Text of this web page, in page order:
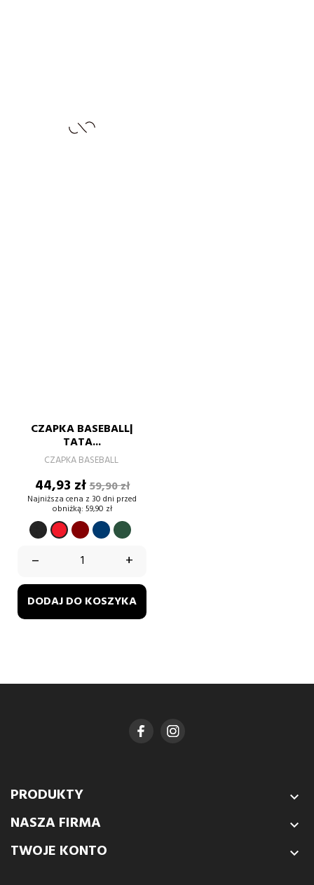
CZAPKA BASEBALL|
TATA...
CZAPKA BASEBALL
Cena
44,93 złCena
podstawowa
59,90 zł
Najniższa cena z 30 dni przed
obniżką: 59,90 zł
CZARNYCZERWONY
BORDOWYGRANATOWY
BUTELKOWA
– +
DODAJ DO KOSZYKA
PRODUKTY 
NASZA FIRMA 
TWOJE KONTO 